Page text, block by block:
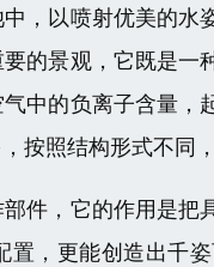
，以喷射优美的
的景观，它既是
中的负离子含量
按照结构形式不
件，它的作用是
，更能创造出千